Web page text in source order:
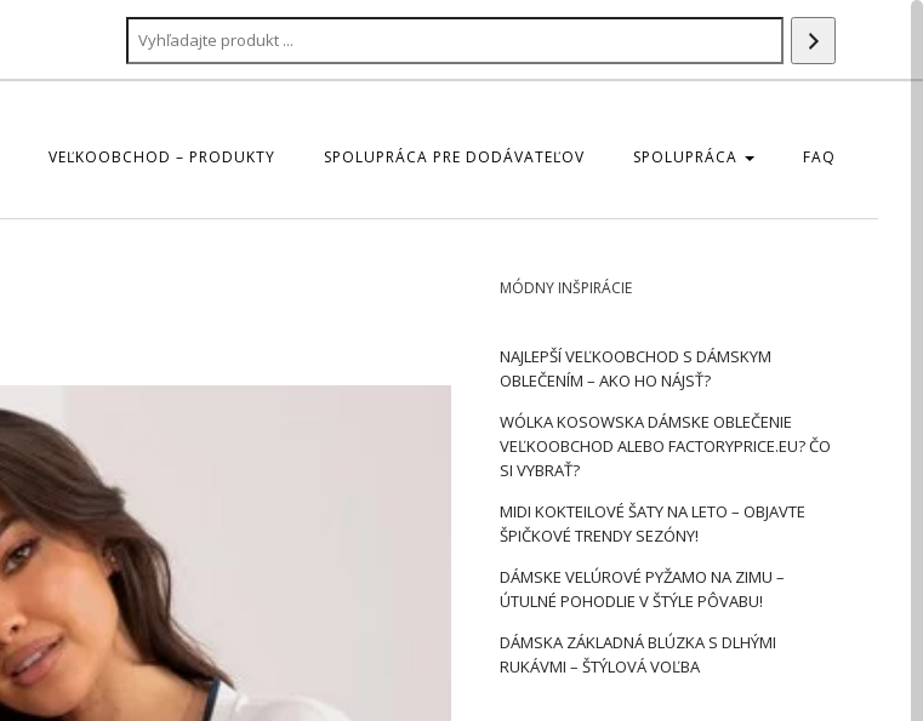
produktu
VEĽKOOBCHOD – PRODUKTY SPOLUPRÁCA PRE DODÁVATEĽOV SPOLUPRÁCA FAQ
MÓDNY INŠPIRÁCIE
NAJLEPŠÍ VEĽKOOBCHOD S DÁMSKYM
OBLEČENÍM – AKO HO NÁJSŤ?
WÓLKA KOSOWSKA DÁMSKE OBLEČENIE
VEĽKOOBCHOD ALEBO FACTORYPRICE.EU? ČO
SI VYBRAŤ?
MIDI KOKTEILOVÉ ŠATY NA LETO – OBJAVTE
ŠPIČKOVÉ TRENDY SEZÓNY!
DÁMSKE VELÚROVÉ PYŽAMO NA ZIMU –
ÚTULNÉ POHODLIE V ŠTÝLE PÔVABU!
DÁMSKA ZÁKLADNÁ BLÚZKA S DLHÝMI
RUKÁVMI – ŠTÝLOVÁ VOĽBA